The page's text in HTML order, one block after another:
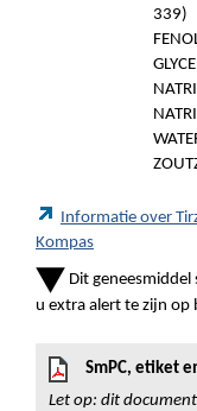
339)
Informatie over
Kompas
Dit
u extra alert te zijn op
SmPC, etiket
Let op: dit